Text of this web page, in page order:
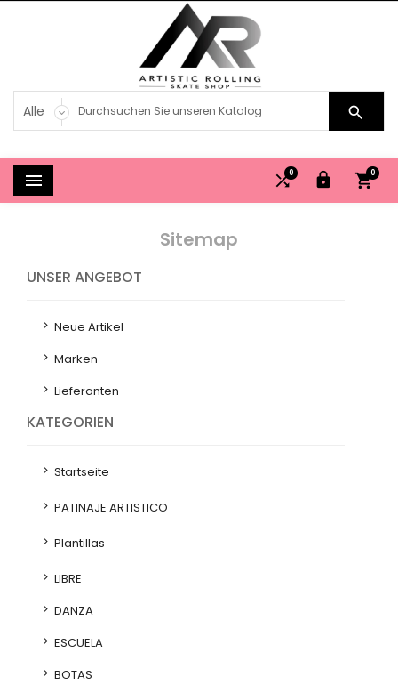

 0


0
Sitemap
UNSER ANGEBOT
Neue Artikel
Marken
Lieferanten
KATEGORIEN
Startseite
PATINAJE ARTISTICO
Plantillas
LIBRE
DANZA
ESCUELA
BOTAS